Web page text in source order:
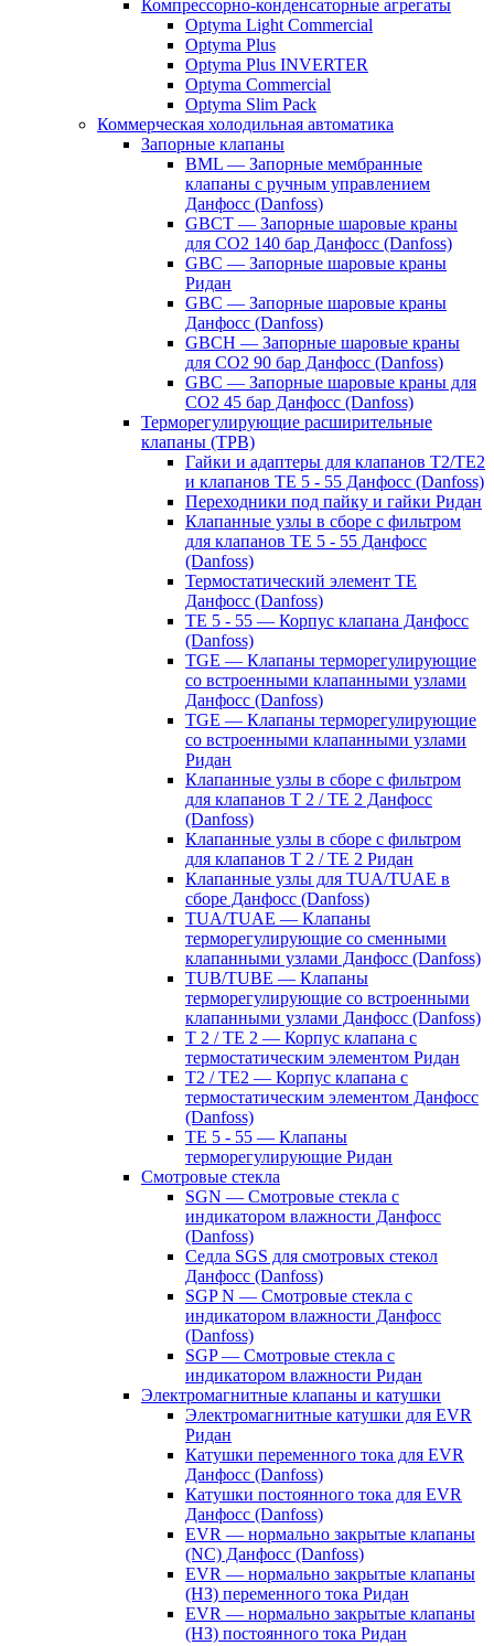
Компрессорно-конденсаторные агрегаты
Optyma Light Commercial
Optyma Plus
Optyma Plus INVERTER
Optyma Commercial
Optyma Slim Pack
Коммерческая холодильная автоматика
Запорные клапаны
BML — Запорные мембранные
клапаны с ручным управлением
Данфосс (Danfoss)
GBCT — Запорные шаровые краны
для CO2 140 бар Данфосс (Danfoss)
GBC — Запорные шаровые краны
Ридан
GBC — Запорные шаровые краны
Данфосс (Danfoss)
GBCH — Запорные шаровые краны
для CO2 90 бар Данфосс (Danfoss)
GBC — Запорные шаровые краны для
CO2 45 бар Данфосс (Danfoss)
Терморегулирующие расширительные
клапаны (ТРВ)
Гайки и адаптеры для клапанов T2/TE2
и клапанов TE 5 - 55 Данфосс (Danfoss)
Переходники под пайку и гайки Ридан
Клапанные узлы в сборе с фильтром
для клапанов TE 5 - 55 Данфосс
(Danfoss)
Термостатический элемент TE
Данфосс (Danfoss)
TE 5 - 55 — Корпус клапана Данфосс
(Danfoss)
TGE — Клапаны терморегулирующие
со встроенными клапанными узлами
Данфосс (Danfoss)
TGE — Клапаны терморегулирующие
со встроенными клапанными узлами
Ридан
Клапанные узлы в сборе с фильтром
для клапанов T 2 / TE 2 Данфосс
(Danfoss)
Клапанные узлы в сборе с фильтром
для клапанов T 2 / TE 2 Ридан
Клапанные узлы для TUA/TUAE в
сборе Данфосс (Danfoss)
TUA/TUAE — Клапаны
терморегулирующие со сменными
клапанными узлами Данфосс (Danfoss)
TUB/TUBE — Клапаны
терморегулирующие со встроенными
клапанными узлами Данфосс (Danfoss)
T 2 / TE 2 — Корпус клапана с
термостатическим элементом Ридан
T2 / TE2 — Корпус клапана с
термостатическим элементом Данфосс
(Danfoss)
TE 5 - 55 — Клапаны
терморегулирующие Ридан
Смотровые стекла
SGN — Смотровые стекла с
индикатором влажности Данфосс
(Danfoss)
Седла SGS для смотровых стекол
Данфосс (Danfoss)
SGP N — Смотровые стекла с
индикатором влажности Данфосс
(Danfoss)
SGP — Смотровые стекла с
индикатором влажности Ридан
Электромагнитные клапаны и катушки
Электромагнитные катушки для EVR
Ридан
Катушки переменного тока для EVR
Данфосс (Danfoss)
Катушки постоянного тока для EVR
Данфосс (Danfoss)
EVR — нормально закрытые клапаны
(NC) Данфосс (Danfoss)
EVR — нормально закрытые клапаны
(НЗ) переменного тока Ридан
EVR — нормально закрытые клапаны
(НЗ) постоянного тока Ридан